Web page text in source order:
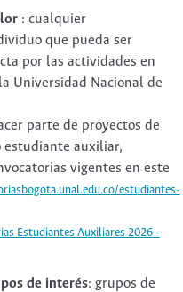
: cualquier
que pueda ser
por las actividades en
Universidad Nacional de
parte de proyectos de
estudiante auxiliar,
vigentes en este
estudiantes-
Estudiantes Auxiliares 2026 -
de interés: grupos de